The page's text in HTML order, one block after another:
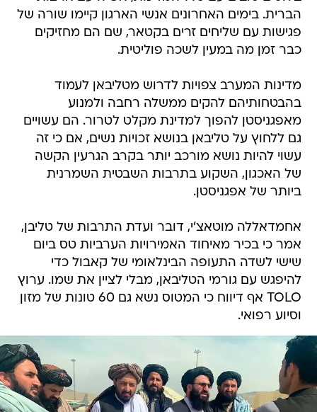
הברית. בימים האחרונים אנשי הארגון קיימו שורה של
פגישות עם שליחים זרים בקטאר, שם הם מחזיקים
כבר זמן מה במעין לשכה פוליטית.
מדינות המערב צפויות לדרוש מטליבאן לעמוד
בהבטחותיהם להקים ממשלה רחבה ולמנוע
מאפגניסטן להפוך למדינת מקלט לטרור. הם עשויים
גם ללחוץ על טליבאן בנושא זכויות נשים, אם כי זה
עשוי להיות נושא מורכב יותר בקרב הגרעין הקשה
של האכגון, השקוע בתרבות השבטית השמרנית
ביותר של אפגניסטן.
אחמדאללה מוטאצ'י, דובר ועדת התרבות של טליבן,
אמר כי בכיר מאיחוד האמירויות הערביות טס ביום
שישי לשדה התעופה הבינלאומי של קאבול כדי
להיפגש עם גורמי הטליבאן, מבלי לציין את שמו. ערוץ
TOLO אף דיווח כי המטוס נשא גם 60 טונות של מזון
וסיוע רפואי.